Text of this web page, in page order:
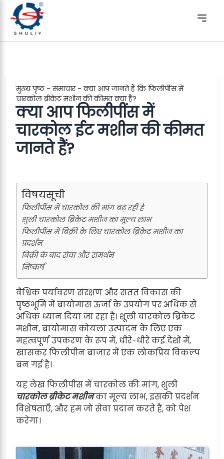
मुख्य पृष्ठ-समाचार-क्या आप जानते हैं कि फिलीपींस में
चारकोल ब्रीकेट मशीन की कीमत क्या है?
क्या आप फिलीपींस में
चारकोल ईट मशीन की कीमत
जानते हैं?
विषयसूची
फिलीपींस में चारकोल की मांग बढ़ रही है
शुली चारकोल ब्रिकेट मशीन का मूल्य लाभ
फिलीपींस में बिक्री के लिए चारकोल ब्रिकेट मशीन का
प्रदर्शन
बिक्री के बाद सेवा और समर्थन
निष्कर्ष
वैश्विक पर्यावरण संरक्षण और सतत विकास की
पृष्ठभूमि में बायोमास ऊर्जा के उपयोग पर अधिक से
अधिक ध्यान दिया जा रहा है। शूली चारकोल ब्रिकेट
मशीन, बायोमास कोयला उत्पादन के लिए एक
महत्वपूर्ण उपकरण के रूप में, धीरे-धीरे कई देशों में,
खासकर फिलीपीन बाजार में एक लोकप्रिय विकल्प
बन गई है।
यह लेख फिलीपींस में चारकोल की मांग, शुली
चारकोल ब्रीकेट मशीनका मूल्य लाभ, इसकी प्रदर्शन
विशेषताएँ, और हम जो सेवा प्रदान करते हैं, को पेश
करेगा।